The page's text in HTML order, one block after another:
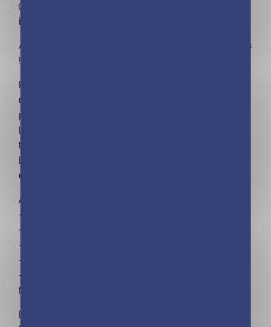
(
intégré
Avec les
dates officielles des vacances scolaires
!
Planifiez tout sur 16 mois, de
décembre 2027
pour passer une
Le planning d'organisation mensuel permet de
tout noter et de ne rien rater de la vie familiale.
Et retrouvez également chaque mois
et grande photo inspirante et ressourçante
Avec en bonus :
– Un bloc de listes de courses,
– Des notes repositionnables,
– 2 emplois du temps des enfants,
– Une fiche de numéros utiles,
– Un crayon à papier et son élastique pour le
fixer.
Et toujours